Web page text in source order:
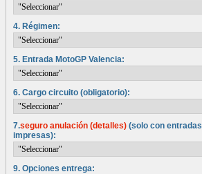
4. Régimen:
5. Entrada MotoGP Valencia:
6. Cargo circuito (obligatorio):
7. seguro anulación (detalles) (solo con entradas
impresas):
9. Opciones entrega: